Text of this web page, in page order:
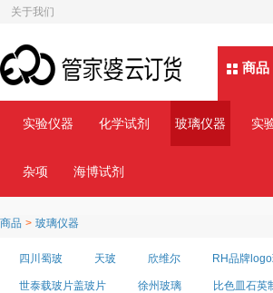
关于我们
商品
实验仪器 化学试剂 玻璃仪器 实
杂项 海博试剂
商品
商品 > 玻璃仪器
四川蜀玻 天玻 欣维尔 RH品牌
世泰载玻片盖玻片 徐州玻璃 比色皿石英